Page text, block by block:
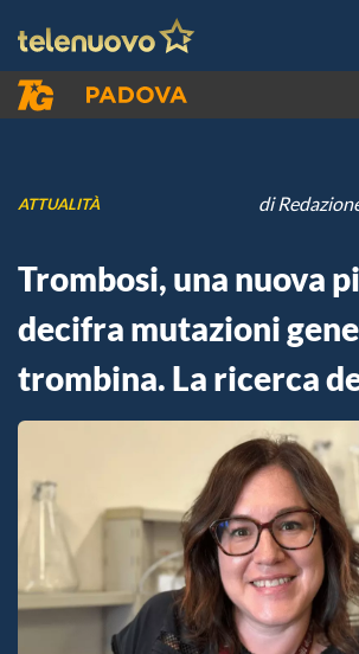
ATTUALITÀ di
Trombosi, una nuova
decifra mutazioni
trombina. La ricerca